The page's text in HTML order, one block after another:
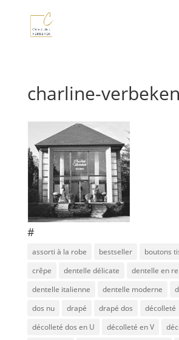
charline-
#
assorti à la robe bestseller boutons
crêpe
dentelle délicate
dentelle en
dentelle italienne
dentelle moderne
dos nu
drapé drapé dos décolleté
décolleté dos en U
décolleté en V